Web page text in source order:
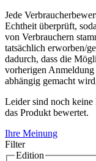
Jede
Echtheit überprüft,
von Verbrauchern
tatsächlich erworben/
dadurch, dass die
vorherigen
abhängig gemacht
Leider sind noch keine
das Produkt bewertet.
Ihre Meinung
Filter
Edition